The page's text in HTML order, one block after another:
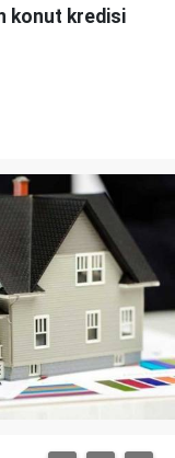
konut kredisi